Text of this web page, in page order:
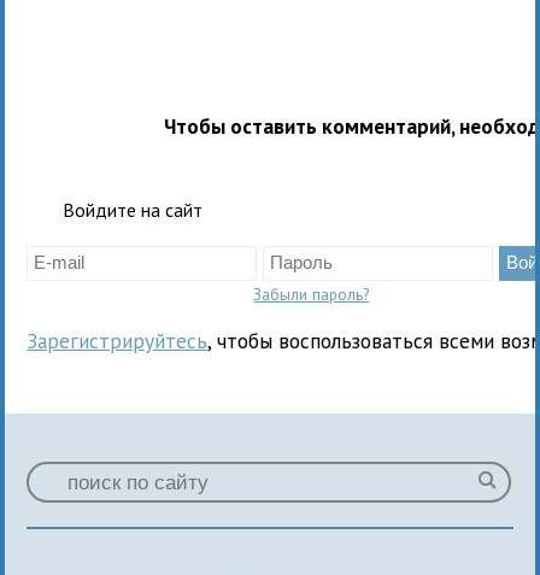
Чтобы оставить комментарий,
Войдите на сайт
Забыли пароль?
Зарегистрируйтесь, чтобы воспользоваться всеми